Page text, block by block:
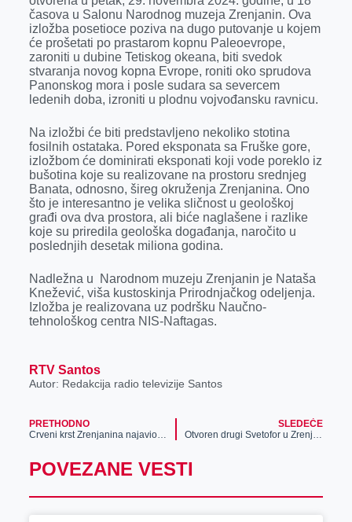
o
k
g
e
r
I
n
p
p
časova u Salonu Narodnog muzeja Zrenjanin. Ova
izložba posetioce poziva na dugo putovanje u kojem
će prošetati po prastarom kopnu Paleoevrope,
zaroniti u dubine Tetiskog okeana, biti svedok
stvaranja novog kopna Evrope, roniti oko sprudova
Panonskog mora i posle sudara sa severcem
ledenih doba, izroniti u plodnu vojvođansku ravnicu.
Na izložbi će biti predstavlјeno nekoliko stotina
fosilnih ostataka. Pored eksponata sa Fruške gore,
izložbom će dominirati eksponati koji vode poreklo iz
bušotina koje su realizovane na prostoru srednjeg
Banata, odnosno, šireg okruženja Zrenjanina. Ono
što je interesantno je velika sličnost u geološkoj
građi ova dva prostora, ali biće naglašene i razlike
koje su priredila geološka događanja, naročito u
poslednjih desetak miliona godina.
Nadležna u Narodnom muzeju Zrenjanin je Nataša
Knežević, viša kustoskinja Prirodnjačkog odeljenja.
Izložba je realizovana uz podršku Naučno-
tehnološkog centra NIS-Naftagas.
RTV Santos
Autor: Redakcija radio televizije Santos
PRETHODNO
Crveni krst Zrenjanina najavio humanitarnu akciju
SLEDEĆE
Otvoren drugi Svetofor u Zrenjaninu
POVEZANE VESTI